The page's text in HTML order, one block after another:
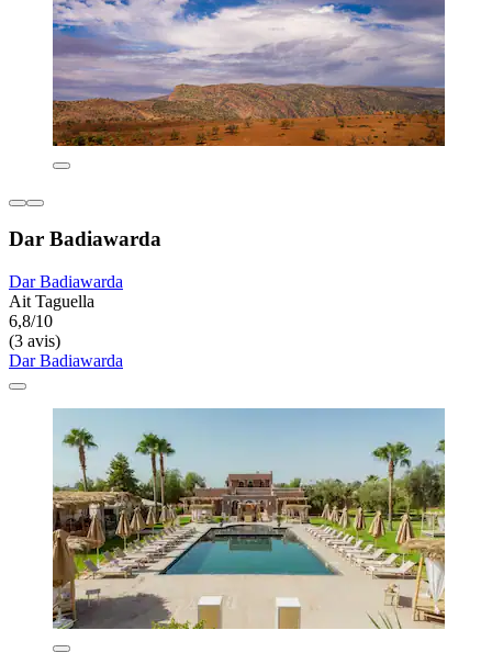
Dar Badiawarda
Dar Badiawarda
Ait Taguella
6,8/10
(3 avis)
Dar Badiawarda